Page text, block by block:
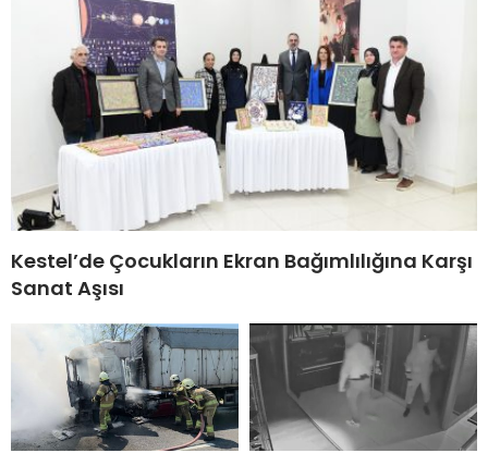
Kestel’de Çocukların Ekran Bağımlılığına Karşı
Sanat Aşısı